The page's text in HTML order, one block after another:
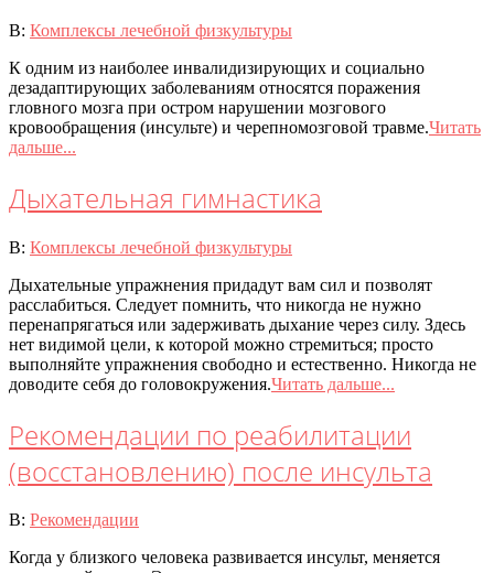
2020-
08
В: Комплексы лечебной физкультуры
К одним из наиболее инвалидизирующих и социально
дезадаптирующих заболеваниям относятся поражения
гловного мозга при остром нарушении мозгового
кровообращения (инсульте) и черепномозговой травме.Читать
дальше...
Дыхательная гимнастика
2020-
08
В: Комплексы лечебной физкультуры
Дыхательные упражнения придадут вам сил и позволят
расслабиться. Следует помнить, что никогда не нужно
перенапрягаться или задерживать дыхание через силу. Здесь
нет видимой цели, к которой можно стремиться; просто
выполняйте упражнения свободно и естественно. Никогда не
доводите себя до головокружения.Читать дальше...
Рекомендации по реабилитации
(восстановлению) после инсульта
2020-
08
В: Рекомендации
Когда у близкого человека развивается инсульт, меняется